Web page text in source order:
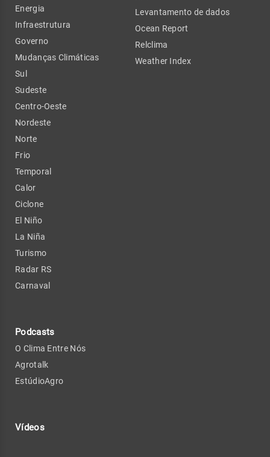
Energia
Infraestrutura
Governo
Mudanças Climáticas
Sul
Sudeste
Centro-Oeste
Nordeste
Norte
Frio
Temporal
Calor
Ciclone
El Niño
La Niña
Turismo
Radar RS
Carnaval
Podcasts
O Clima Entre Nós
Agrotalk
EstúdioAgro
Vídeos
Levantamento de dados
Ocean Report
Relclima
Weather Index